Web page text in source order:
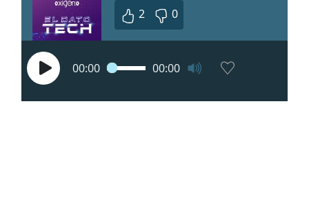
2 0
00:00 00:00